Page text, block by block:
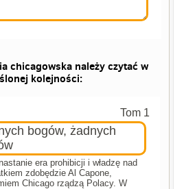
chicagowska należy czytać w
kolejności:
Tom 1
bogów, żadnych
era prohibicji i władzę nad
zdobędzie Al Capone,
Chicago rządzą Polacy. W